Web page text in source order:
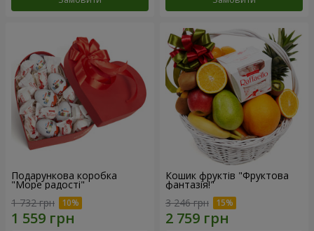
Подарункова коробка
"Море радості"
1 732 грн
Кошик фруктів "Фруктова
фантазія!"
3 246 грн